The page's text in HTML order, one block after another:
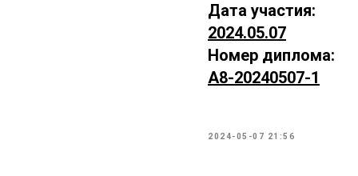
Дата участия:
2024.05.07
Номер диплома:
А8-20240507-1
2024-05-07 21:56